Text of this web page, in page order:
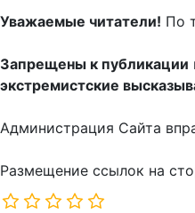
Уважаемые читатели! По
Запрещены к публикации
экстремистские
Администрация Сайта
Размещение ссылок на